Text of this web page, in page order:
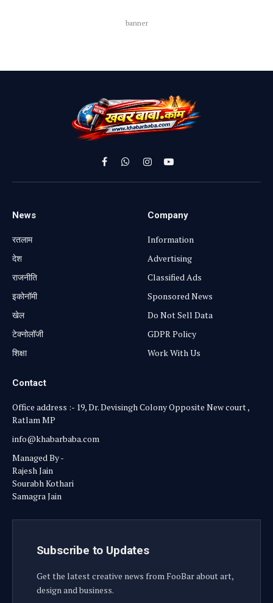
banner
FacebookWhatsApp
InstagramYouTube
News
रतलाम
⁠देश
राजनीति
⁠इकोनॉमी
खेल
टेक्नोलॉजी
शिक्षा
Company
Information
Advertising
Classified Ads
Sponsored News
Do Not Sell Data
GDPR Policy
Work With Us
Contact
Office address :- 19, Dr. Devisingh Colony Opposite New court ,
Ratlam MP
info@khabarbaba.com
Managed By -
Rajesh Jain
Sourabh Kothari
Samagra Jain
Subscribe to Updates
Get the latest creative news from FooBar about art,
design and business.